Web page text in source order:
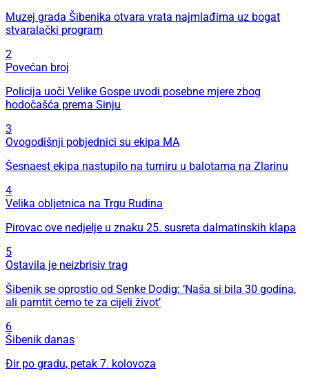
Muzej grada Šibenika otvara vrata najmlađima uz bogat
stvaralački program
2
Povećan broj
Policija uoči Velike Gospe uvodi posebne mjere zbog
hodočašća prema Sinju
3
Ovogodišnji pobjednici su ekipa MA
Šesnaest ekipa nastupilo na turniru u balotama na Zlarinu
4
Velika obljetnica na Trgu Rudina
Pirovac ove nedjelje u znaku 25. susreta dalmatinskih klapa
5
Ostavila je neizbrisiv trag
Šibenik se oprostio od Senke Dodig: ‘Naša si bila 30 godina,
ali pamtit ćemo te za cijeli život’
6
Šibenik danas
Đir po gradu, petak 7. kolovoza